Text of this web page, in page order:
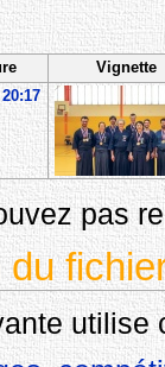
Vignette
pas
utilise